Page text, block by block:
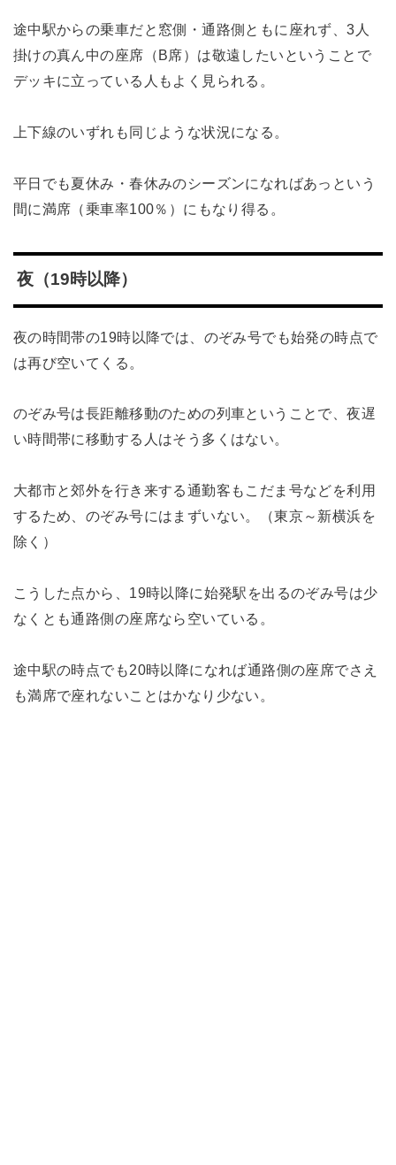
途中駅からの乗車だと窓側・通路側ともに座れず、3人
掛けの真ん中の座席（B席）は敬遠したいということで
デッキに立っている人もよく見られる。
上下線のいずれも同じような状況になる。
平日でも夏休み・春休みのシーズンになればあっという
間に満席（乗車率100％）にもなり得る。
夜（19時以降）
夜の時間帯の19時以降では、のぞみ号でも始発の時点で
は再び空いてくる。
のぞみ号は長距離移動のための列車ということで、夜遅
い時間帯に移動する人はそう多くはない。
大都市と郊外を行き来する通勤客もこだま号などを利用
するため、のぞみ号にはまずいない。（東京～新横浜を
除く）
こうした点から、19時以降に始発駅を出るのぞみ号は少
なくとも通路側の座席なら空いている。
途中駅の時点でも20時以降になれば通路側の座席でさえ
も満席で座れないことはかなり少ない。